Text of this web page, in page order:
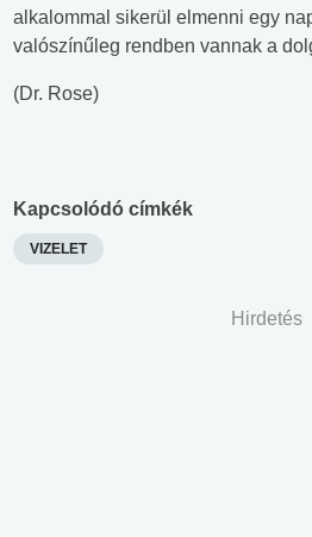
alkalommal sikerül elmenni egy
valószínűleg rendben vannak a
(Dr. Rose)
Kapcsolódó címkék
VIZELET
Hirdetés